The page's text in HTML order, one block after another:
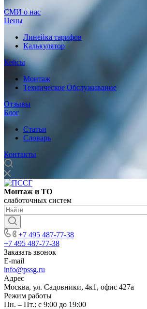
СМИ о нас
Цены
Линейка тарифов
Калькулятор
Кейсы
Монтаж
Техническое Обслуживание
Отзывы
Блог
Статьи
Словарь
Контакты
Монтаж и ТО
слаботочных систем
+7 495 487-77-38
+7 495 487-77-38
Заказать звонок
E-mail
info@pssg.ru
Адрес
Москва, ул. Садовники, 4к1, офис 427а
Режим работы
Пн. – Пт.: с 9:00 до 19:00